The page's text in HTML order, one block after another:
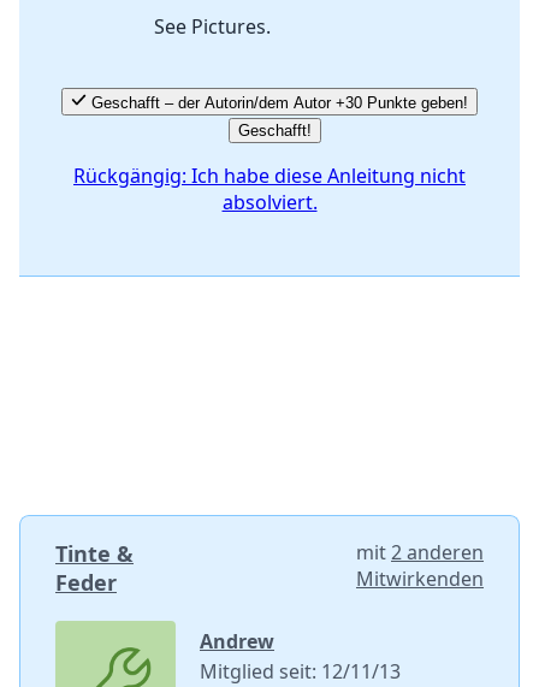
See Pictures.
Geschafft – der Autorin/dem Autor +30 Punkte geben!
Geschafft!
Rückgängig: Ich habe diese Anleitung nicht
absolviert.
Tinte &
Feder
mit2 anderen
Mitwirkenden
Andrew
Mitglied seit: 12/11/13